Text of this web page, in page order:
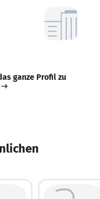
ganze Profil zu